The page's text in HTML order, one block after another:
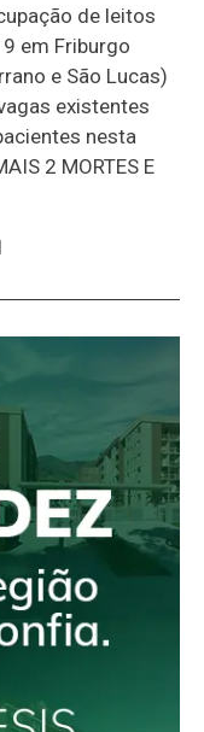
de leitos
em Friburgo
e São Lucas)
existentes
nesta
2 MORTES E